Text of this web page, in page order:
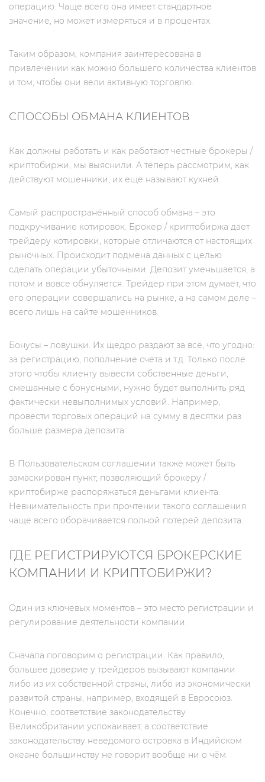
операцию. Чаще всего она имеет стандартное
значение, но может измеряться и в процентах.
Таким образом, компания заинтересована в
привлечении как можно большего количества клиентов
и том, чтобы они вели активную торговлю.
СПОСОБЫ ОБМАНА КЛИЕНТОВ
Как должны работать и как работают честные брокеры /
криптобиржи, мы выяснили. А теперь рассмотрим, как
действуют мошенники, их ещё называют кухней.
Самый распространённый способ обмана – это
подкручивание котировок. Брокер / криптобиржа дает
трейдеру котировки, которые отличаются от настоящих
рыночных. Происходит подмена данных с целью
сделать операции убыточными. Депозит уменьшается, а
потом и вовсе обнуляется. Трейдер при этом думает, что
его операции совершались на рынке, а на самом деле –
всего лишь на сайте мошенников.
Бонусы – ловушки. Их щедро раздают за всё, что угодно:
за регистрацию, пополнение счёта и т.д. Только после
этого чтобы клиенту вывести собственные деньги,
смешанные с бонусными, нужно будет выполнить ряд
фактически невыполнимых условий. Например,
провести торговых операций на сумму в десятки раз
больше размера депозита.
В Пользовательском соглашении также может быть
замаскирован пункт, позволяющий брокеру /
криптобирже распоряжаться деньгами клиента.
Невнимательность при прочтении такого соглашения
чаще всего оборачивается полной потерей депозита.
ГДЕ РЕГИСТРИРУЮТСЯ БРОКЕРСКИЕ
КОМПАНИИ И КРИПТОБИРЖИ?
Один из ключевых моментов – это место регистрации и
регулирование деятельности компании.
Сначала поговорим о регистрации. Как правило,
большее доверие у трейдеров вызывают компании
либо из их собственной страны, либо из экономически
развитой страны, например, входящей в Евросоюз.
Конечно, соответствие законодательству
Великобритании успокаивает, а соответствие
законодательству неведомого островка в Индийском
океане большинству не говорит вообще ни о чём.